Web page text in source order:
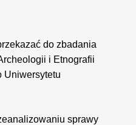
do zbadania
i Etnografii
Uniwersytetu
sprawy